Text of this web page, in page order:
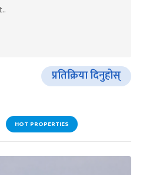
प्रतिक्रिया दिनुहोस्
HOT PROPERTIES